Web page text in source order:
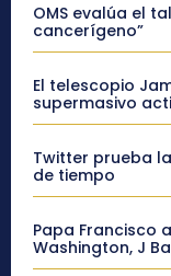
OMS evalúa el
cancerígeno”
El telescopio
supermasivo
Twitter prueba
de tiempo
Papa Francisco
Washington, J